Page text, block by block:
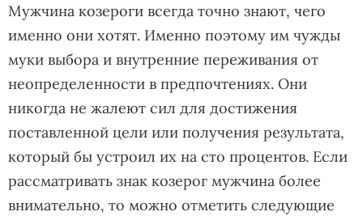
Мужчина козероги всегда точно знают, чего
именно они хотят. Именно поэтому им чужды
муки выбора и внутренние переживания от
неопределенности в предпочтениях. Они
никогда не жалеют сил для достижения
поставленной цели или получения результата,
который бы устроил их на сто процентов. Если
рассматривать знак козерог мужчина более
внимательно, то можно отметить следующие